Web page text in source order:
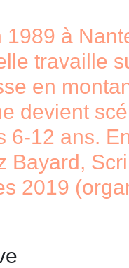
à
travaille
en
devient
6-12 ans.
Bayard,
2019